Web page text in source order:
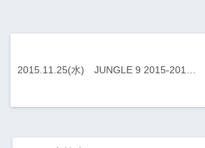
2015.11.25(水) JUNGLE 9 2015-201…